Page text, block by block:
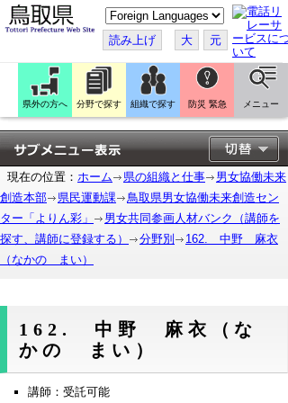
こ
の
ペ
ー
ジ
翻
訳
す
る
読み上げ 大 元
県外の方へ 分野で探す 組織で探す 防災 緊急 メニュー
現在の位置： ホーム 県の組織と仕事
男女協働未来
創造本部
県民運動課
鳥取県男女協働未来創造セン
ター「よりん彩」
男女共同参画人材バンク（講師を
探す、講師に登録する）
分野別
162. 中野 麻衣
（なかの まい）
162. 中野 麻衣（な
かの まい）
講師：受託可能